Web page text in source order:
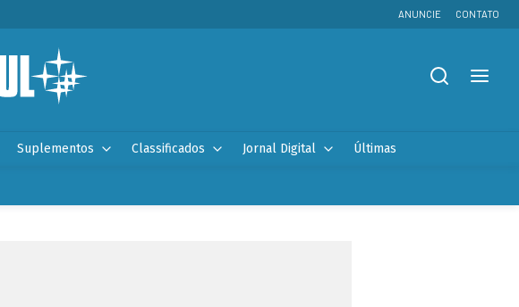
ANUNCIE CONTATO
Suplementos Classificados Jornal Digital Últimas